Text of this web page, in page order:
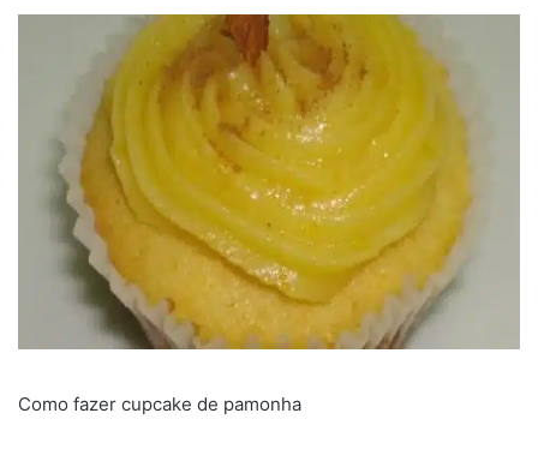
Como fazer cupcake de pamonha